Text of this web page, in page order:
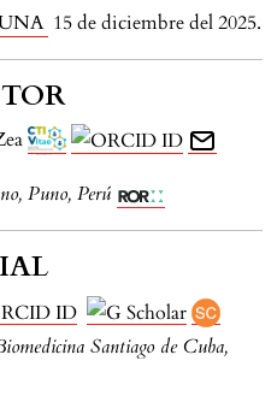
15 de diciembre del 2025.
Puno, Perú
Santiago de Cuba,